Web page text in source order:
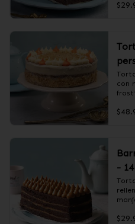
❄️
con
❄️
-
❄️